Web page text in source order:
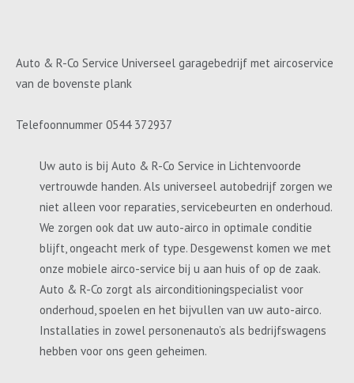
Auto & R-Co Service Universeel garagebedrijf met aircoservice
van de bovenste plank
Telefoonnummer 0544 372937
Uw auto is bij Auto & R-Co Service in Lichtenvoorde
vertrouwde handen. Als universeel autobedrijf zorgen we
niet alleen voor reparaties, servicebeurten en onderhoud.
We zorgen ook dat uw auto-airco in optimale conditie
blijft, ongeacht merk of type. Desgewenst komen we met
onze mobiele airco-service bij u aan huis of op de zaak.
Auto & R-Co zorgt als airconditioningspecialist voor
onderhoud, spoelen en het bijvullen van uw auto-airco.
Installaties in zowel personenauto’s als bedrijfswagens
hebben voor ons geen geheimen.